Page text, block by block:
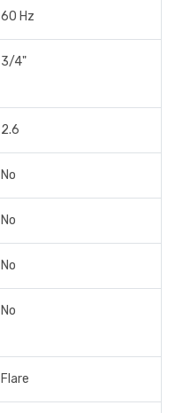
60 Hz
3/4"
2.6
No
No
No
No
Flare